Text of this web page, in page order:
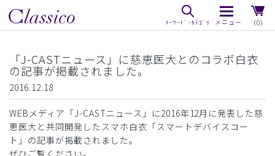
（0）
「J-CASTニュース」に慈恵医大とのコラボ白衣
の記事が掲載されました。
2016.12.18
WEBメディア「J-CASTニュース」に2016年12月に発表した慈
恵医大と共同開発したスマホ白衣「スマートデバイスコー
ト」の記事が掲載されました。
ぜひご覧ください。